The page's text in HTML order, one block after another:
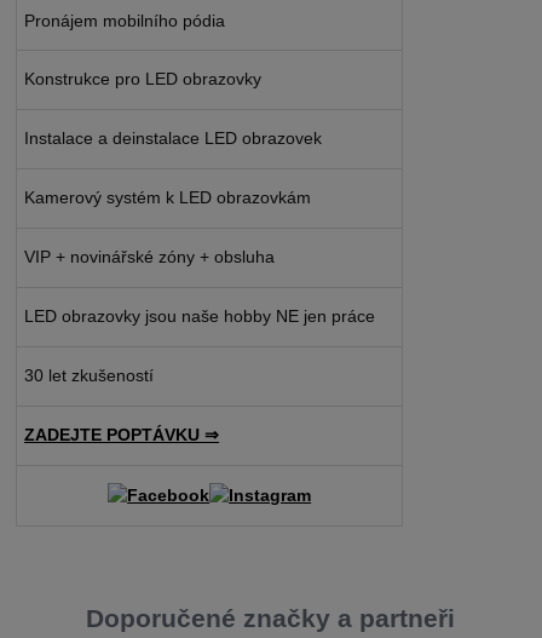
Pronájem mobilního pódia
Konstrukce pro LED obrazovky
Instalace a deinstalace LED obrazovek
Kamerový systém k LED obrazovkám
VIP + novinářské zóny + obsluha
LED obrazovky jsou naše hobby NE jen práce
30 let zkušeností
ZADEJTE POPTÁVKU ⇒
Doporučené značky a partneři